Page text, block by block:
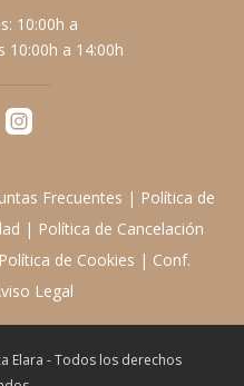
10:00h a
10:00h a 14:00h
Frecuentes | Política de
| Política de Cancelación
Política de Cookies | Conf.
Legal
Elara - Todos los derechos